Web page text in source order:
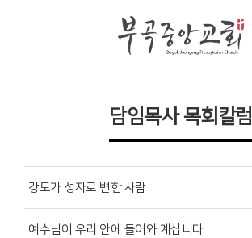
담임목사 목회칼럼
강도가 성자로 변한 사람
예수님이 우리 안에 들어와 계십니다